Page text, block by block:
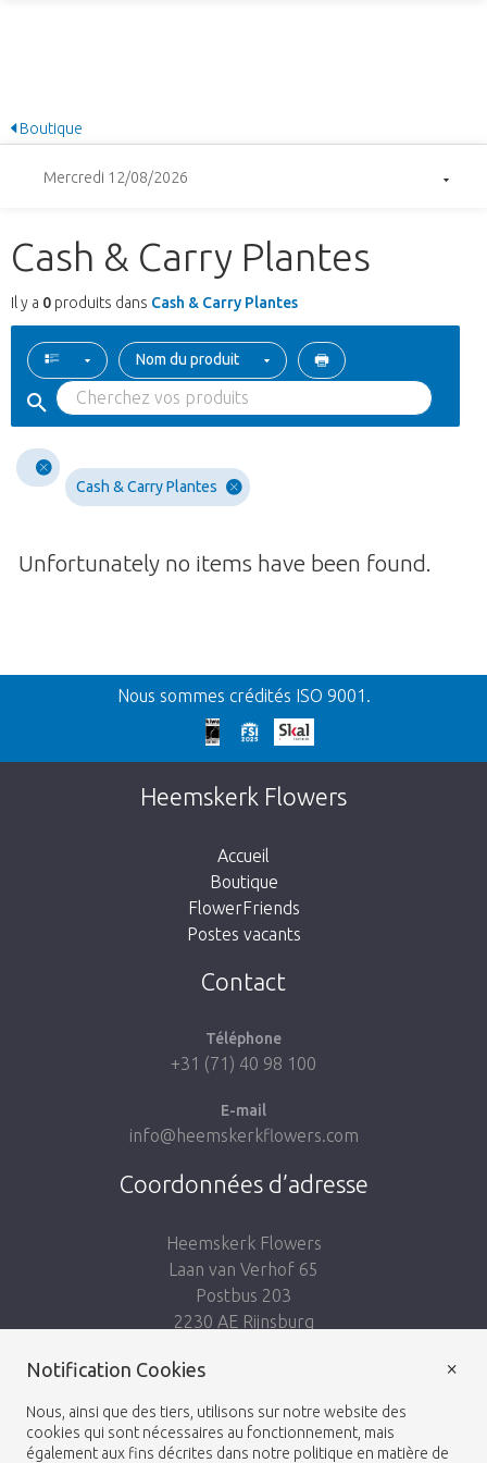
Boutique
Mercredi 12/08/2026
Cash & Carry Plantes
Il y a 0 produits dans Cash & Carry Plantes
Nom du produit
Cash & Carry Plantes
Unfortunately no items have been found.
Retour
Nos excuses
Cette page n’existe pas. Cliquez sur le lien
suivant pour retourner à la boutique.
Nous sommes crédités ISO 9001.
Heemskerk Flowers
Accueil
Boutique
FlowerFriends
Postes vacants
Contact
Téléphone
+31 (71) 40 98 100
E-mail
info@heemskerkflowers.com
Coordonnées d’adresse
Heemskerk Flowers
Laan van Verhof 65
Postbus 203
2230 AE Rijnsburg
Notification Cookies
Nous, ainsi que des tiers, utilisons sur notre website des
cookies qui sont nécessaires au fonctionnement, mais
également aux fins décrites dans notre politique en matière de
×